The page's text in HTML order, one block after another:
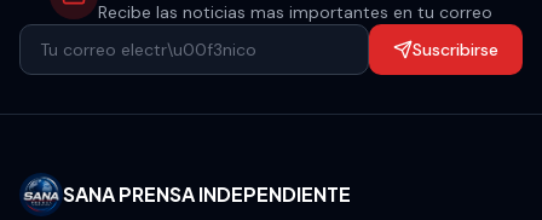
Recibe las noticias mas importantes en tu correo
Suscribirse
SANA PRENSA INDEPENDIENTE